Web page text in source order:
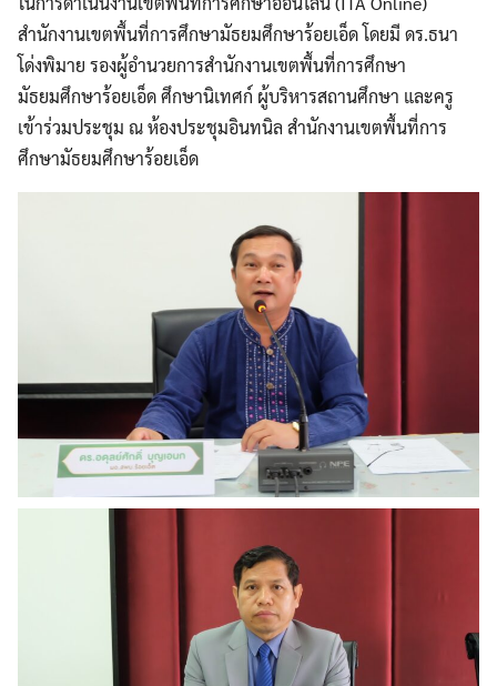
สำนักงานเขตพื้นที่การศึกษามัธยมศึกษาร้อยเอ็ด โดยมี ดร.ธนา
โด่งพิมาย รองผู้อำนวยการสำนักงานเขตพื้นที่การศึกษา
มัธยมศึกษาร้อยเอ็ด ศึกษานิเทศก์ ผู้บริหารสถานศึกษา และครู
เข้าร่วมประชุม ณ ห้องประชุมอินทนิล สำนักงานเขตพื้นที่การ
ศึกษามัธยมศึกษาร้อยเอ็ด